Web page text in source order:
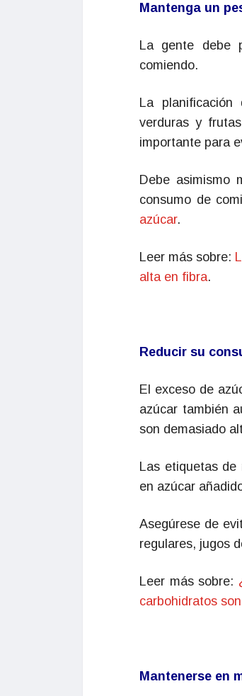
Mantenga un
La gente debe
comiendo.
La
verduras y
importante para
Debe asimismo
consumo de
azúcar.
Leer más sobre:
alta en fibra.
Reducir su
El exceso de
azúcar también
son demasiado
Las etiquetas
en azúcar
Asegúrese de
regulares, jugos
Leer más sobre:
carbohidratos
Mantenerse en